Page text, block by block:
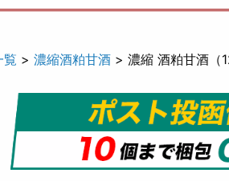
> 濃縮酒粕甘酒 > 濃縮 酒粕甘酒（